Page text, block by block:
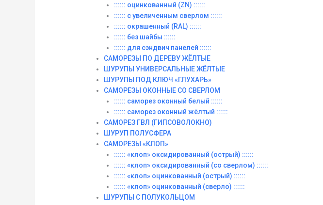
:::::: оцинкованный (ZN) ::::::
:::::: с увеличенным сверлом ::::::
:::::: окрашенный (RAL) ::::::
:::::: без шайбы ::::::
:::::: для сэндвич панелей ::::::
САМОРЕЗЫ ПО ДЕРЕВУ ЖЁЛТЫЕ
ШУРУПЫ УНИВЕРСАЛЬНЫЕ ЖЁЛТЫЕ
ШУРУПЫ ПОД КЛЮЧ «ГЛУХАРЬ»
САМОРЕЗЫ ОКОННЫЕ СО СВЕРЛОМ
:::::: саморез оконный белый ::::::
:::::: саморез оконный жёлтый ::::::
САМОРЕЗ ГВЛ (ГИПСОВОЛОКНО)
ШУРУП ПОЛУСФЕРА
САМОРЕЗЫ «КЛОП»
:::::: «клоп» оксидированный (острый) ::::::
:::::: «клоп» оксидированный (со сверлом) ::::::
:::::: «клоп» оцинкованный (острый) ::::::
:::::: «клоп» оцинкованный (сверло) ::::::
ШУРУПЫ С ПОЛУКОЛЬЦОМ